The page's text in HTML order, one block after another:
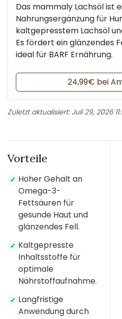
Das mammaly Lachsöl ist
Nahrungsergänzung für
kaltgepresstem Lachsöl
Es fördert ein glänzendes
ideal für BARF Ernährung.
24,99€ bei
Zuletzt aktualisiert: Juli 29, 2026
Vorteile
✓ Hoher Gehalt an
Omega-3-
Fettsäuren für
gesunde Haut und
glänzendes Fell.
✓ Kaltgepresste
Inhaltsstoffe für
optimale
Nährstoffaufnahme.
✓ Langfristige
Anwendung durch